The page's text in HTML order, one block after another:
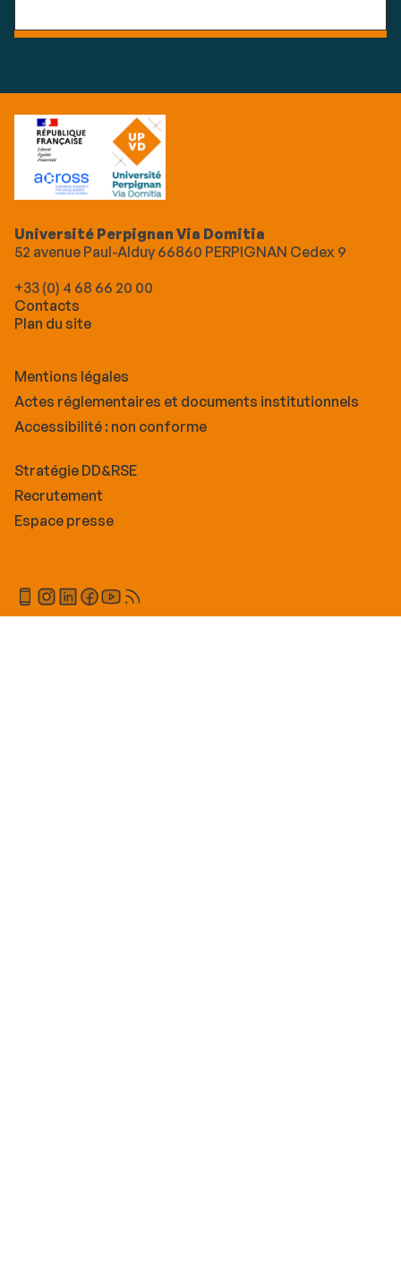
Université Perpignan Via Domitia
52 avenue Paul-Alduy 66860 PERPIGNAN Cedex 9
+33 (0) 4 68 66 20 00
Contacts
Plan du site
Mentions légales
Actes réglementaires et documents institutionnels
Accessibilité : non conforme
Stratégie DD&RSE
Recrutement
Espace presse